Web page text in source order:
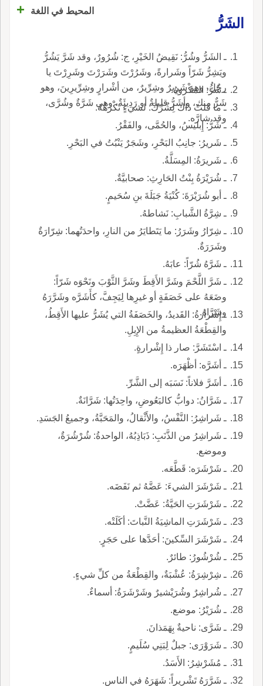
المحيط في اللغة
+
الشَرُّ
ـ الشَرُّ وشُرُّ: نَقِيضُ الخَيْرِ، ج: شُرُورٌ، وقد شَرَّ يَشُرُّ
ويَشِرُّ شَرّاً وشَرارةً، وشَرُرْتَ وشَرَرْتَ وشَرِرْتَ يا
رجُلُ، وهو شَرِيرٌ وشِرِّيرٌ، من أشْرارٍ وشِرِّيرِينَ، وهو
شَرٌّ منك، وأشَرُّ قليلةٌ أو رَدِيئَةٌ، وهي شَرَّةٌ وشُرَّى،
وقد شارَّه.
ـ شُرُّ: المَكْروهُ.
ـ ما قلتُ ذاك لِشُرِّكَ: لشيءٍ تَكْرَهُهُ.
ـ شَرُّ: إِبليسُ، والحُمَّى، والفَقْرُ.
ـ شَريرُ: جانِبُ البَحْرِ، وشَجَرٌ يَنْبُتُ في البَحْرِ.
ـ شَريرَةُ: المِسَلَّةُ.
ـ شُرَيْرَةُ بِنْتُ الحَارِثِ: صحابيَّةٌ.
ـ أبو شُرَيْرَةَ: كُنْيَةُ جَبَلَةَ بنِ سُحَيمٍ.
ـ شِرَّةُ الشَّبابِ: نَشاطهُ.
ـ شِرّارُ وشَرَرُ: ما يَتَطايَرُ من النارِ، واحدَتُهما: شِرّارَةٌ
وشَرَرَةٌ.
ـ شَرَّهُ شُرّاً: عابَهُ.
ـ شَرَّ اللَّحْمَ وشَرَّ الأَقِطَ وشَرَّ الثَّوْبَ ونَحْوَه شَرّاً:
وضَعَهُ على خَصَفَةٍ أو غيرِها لِيَجِفَّ، كأَشَرَّه وشَرَّرَهُ
وشَرَّاهُ.
ـ إِشْرارةُ: القَديدُ، والخَصَفَةُ التي يُشَرُّ عليها الأَقِطُ،
والقِطْعَةُ العظيمةُ من الإِبِلِ.
ـ اسْتَشَرَّ: صار ذا إِشْرارةٍ.
ـ أشَرَّه: أظْهَرَه.
ـ أشَرَّ فلاناً: نَسَبَه إلى الشَّرِّ.
ـ شَرَّانُ: دوابُّ كالبَعُوضِ، واحِدَتُها: شَرَّانَةٌ.
ـ شَراشِرُ: النَّفْسُ، والأَثْقالُ، والمَحَبَّةُ، وجميعُ الجَسَدِ.
ـ شَراشِرُ من الذَّنَبِ: ذَبَاذِبُهُ، الواحدةُ: شُرْشُرَةٌ،
وموضع.
ـ شَرْشَرَه: قَطَّعَه.
ـ شَرْشَرَ الشيءَ: عَضَّهُ ثم نَفَضَه.
ـ شَرْشَرَتِ الحَيَّةُ: عَضَّتْ.
ـ شَرْشَرَتِ الماشِيَةُ النَّباتَ: أكَلَتْه.
ـ شَرْشَرَ السِّكينَ: أحَدَّها على حَجَرٍ.
ـ شُرْشُورُ: طائرٌ.
ـ شِرْشِرَةُ: عُشْبَةٌ، والقِطْعَةُ من كلِّ شيءٍ.
ـ شُراشِرٌ وشُرَيْشيرٌ وشَرْشَرَةُ: أسماءٌ.
ـ شُرَيْرُ: موضع.
ـ شَرَّى: ناحيةٌ بِهَمَذانَ.
ـ شَرَوْرَى: جبلٌ لِبَنِي سُلَيمٍ.
ـ مُشَرْشِرُ: الأَسَدُ.
ـ شَرَّرَهُ تَشْرِيراً: شَهَرَهُ في الناس.